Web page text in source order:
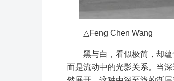
△Feng Chen Wang
黑与白，看似极简，却
而是流动中的光影关系。当